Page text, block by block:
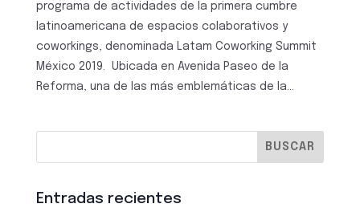
programa de actividades de la primera cumbre
latinoamericana de espacios colaborativos y
coworkings, denominada Latam Coworking Summit
México 2019. Ubicada en Avenida Paseo de la
Reforma, una de las más emblemáticas de la...
Entradas recientes